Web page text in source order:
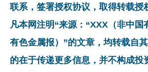
联系，签署授权协议，取得转载授
凡本网注明“来源：“XXX（非中国
有色金属报）”的文章，均转载自
的在于传递更多信息，并不构成投